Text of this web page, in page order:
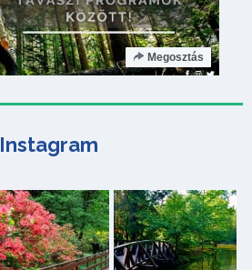
Megosztás
Instagram